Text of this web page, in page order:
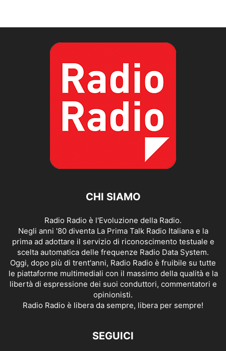
CHI SIAMO
Radio Radio è l'Evoluzione della Radio.
Negli anni '80 diventa La Prima Talk Radio Italiana e la
prima ad adottare il servizio di riconoscimento testuale e
scelta automatica delle frequenze Radio Data System.
Oggi, dopo più di trent'anni, Radio Radio è fruibile su tutte
le piattaforme multimediali con il massimo della qualità e la
libertà di espressione dei suoi conduttori, commentatori e
opinionisti.
Radio Radio è libera da sempre, libera per sempre!
SEGUICI